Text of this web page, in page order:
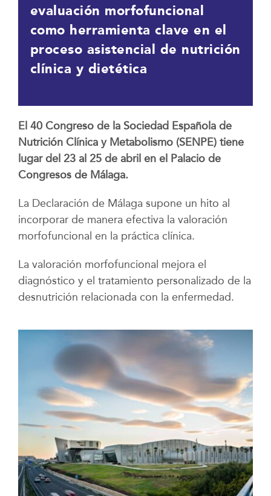
evaluación morfofuncional
como herramienta clave en el
proceso asistencial de nutrición
clínica y dietética
El 40 Congreso de la Sociedad Española de
Nutrición Clínica y Metabolismo (SENPE) tiene
lugar del 23 al 25 de abril en el Palacio de
Congresos de Málaga.
La Declaración de Málaga supone un hito al
incorporar de manera efectiva la valoración
morfofuncional en la práctica clínica.
La valoración morfofuncional mejora el
diagnóstico y el tratamiento personalizado de la
desnutrición relacionada con la enfermedad.